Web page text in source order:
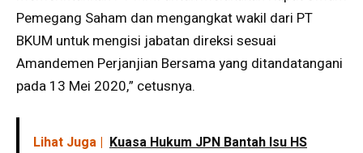
Pemegang Saham dan mengangkat wakil dari PT
BKUM untuk mengisi jabatan direksi sesuai
Amandemen Perjanjian Bersama yang ditandatangani
pada 13 Mei 2020,” cetusnya.
Lihat Juga | Kuasa Hukum JPN Bantah Isu HS